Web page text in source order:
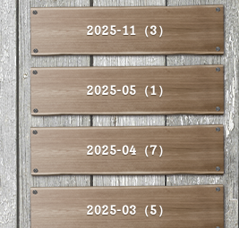
2025-11（3）
2025-05（1）
2025-04（7）
2025-03（5）